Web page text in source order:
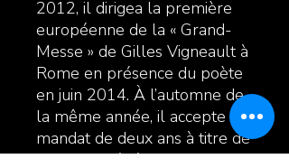
2012, il dirigea la première
européenne de la « Grand-
Messe » de Gilles Vigneault à
Rome en présence du poète
en juin 2014. À l’automne de
la même année, il accepte un
mandat de deux ans à titre de
directeur général de la